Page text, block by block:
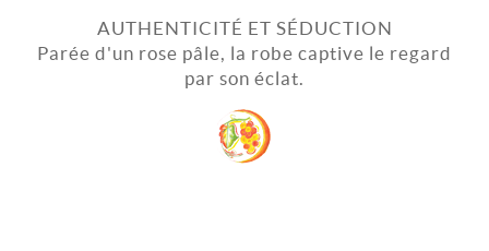
AUTHENTICITÉ ET SÉDUCTION
Parée d'un rose pâle, la robe captive le regard
par son éclat.